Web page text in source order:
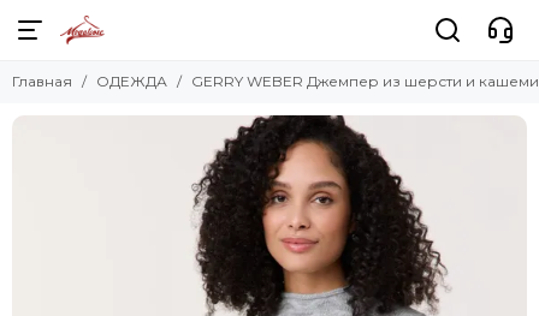
Главная ОДЕЖДА GERRY WEBER Джемпер из шерсти и